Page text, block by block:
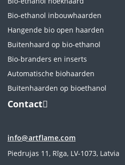
Bio-ethanol inbouwhaarden
Hangende bio open haarden
Buitenhaard op bio-ethanol
Bio-branders en inserts
Automatische biohaarden
Buitenhaarden op bioethanol
Contact
info@artflame.com
Piedrujas 11, Rīga, LV-1073, Latvia